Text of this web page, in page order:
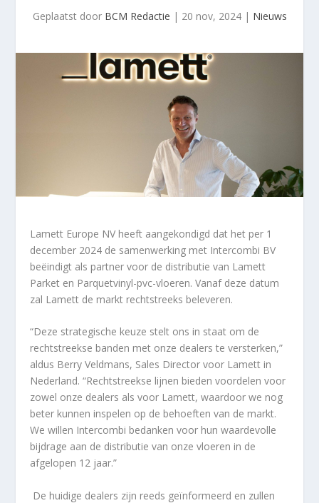
Geplaatst door BCM Redactie | 20 nov, 2024| Nieuws
Lamett Europe NV heeft aangekondigd dat het per 1
december 2024 de samenwerking met Intercombi BV
beëindigt als partner voor de distributie van Lamett
Parket en Parquetvinyl-pvc-vloeren. Vanaf deze datum
zal Lamett de markt rechtstreeks beleveren.
“Deze strategische keuze stelt ons in staat om de
rechtstreekse banden met onze dealers te versterken,”
aldus Berry Veldmans, Sales Director voor Lamett in
Nederland. “Rechtstreekse lijnen bieden voordelen voor
zowel onze dealers als voor Lamett, waardoor we nog
beter kunnen inspelen op de behoeften van de markt.
We willen Intercombi bedanken voor hun waardevolle
bijdrage aan de distributie van onze vloeren in de
afgelopen 12 jaar.”
De huidige dealers zijn reeds geïnformeerd en zullen